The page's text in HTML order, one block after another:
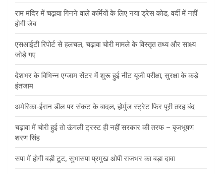
राम मंदिर में चढ़ावा गिनने वाले कर्मियों के लिए नया ड्रेस कोड, वर्दी में नहीं
होगी जेब
एसआईटी रिपोर्ट से हलचल, चढ़ावा चोरी मामले के विस्तृत तथ्य और साक्ष्य
जोड़े गए
देशभर के विभिन्न एग्जाम सेंटर में शुरू हुई नीट यूजी परीक्षा, सुरक्षा के कड़े
इंतजाम
अमेरिका-ईरान डील पर संकट के बादल, होर्मुज स्ट्रेट फिर पूरी तरह बंद
चढ़ावा में चोरी हुई तो ऊंगली ट्रस्ट ही नहीं सरकार की तरफ – बृजभूषण
शरण सिंह
सपा में होगी बड़ी टूट, सुभासपा प्रमुख ओपी राजभर का बड़ा दावा